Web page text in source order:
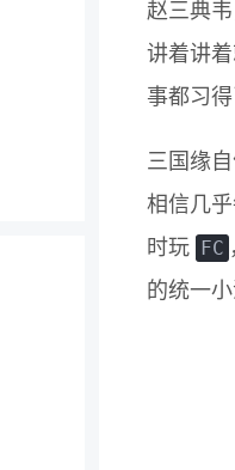
赵三典
讲着讲
事都习
三国缘
相信几
时玩 FC
的统一